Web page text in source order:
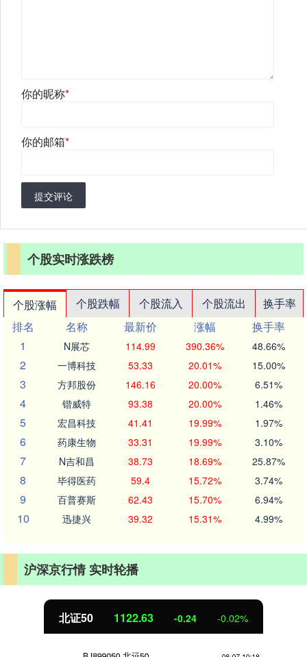
你的昵称*
你的邮箱*
提交评论
个股实时涨跌榜
个股涨幅 个股跌幅 个股流入 个股流出
换手率
排名
名称 最新价 涨幅
换手率
1
N展芯 114.99 390.36% 48.66%
2 一博科技 53.33 20.01% 15.00%
3 方邦股份 146.16 20.00% 6.51%
4 锴威特 93.38 20.00% 1.46%
5 宏昌科技 41.41 19.99% 1.97%
6 药康生物 33.31 19.99% 3.10%
7 N吉和昌 38.73 18.69% 25.87%
8 毕得医药 59.4 15.72% 3.74%
9 百普赛斯 62.43 15.70% 6.94%
10 迅捷兴 39.32 15.31% 4.99%
沪深京行情 实时轮播
北证50 1122.63 -0.24 -0.02%